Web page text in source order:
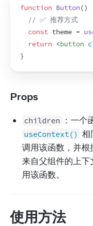
function Button()
// ✅ 推荐方式
const theme =
return <button
}
Props
children ：一个
useContext() 相
调用该函数，并
来自父组件的上
用该函数。
使用方法